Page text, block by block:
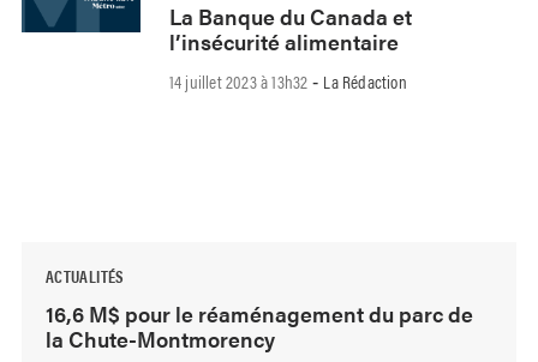
La Banque du Canada et
l’insécurité alimentaire
14 juillet 2023 à 13h32 - La Rédaction
ACTUALITÉS
16,6 M$ pour le réaménagement du parc de
la Chute-Montmorency